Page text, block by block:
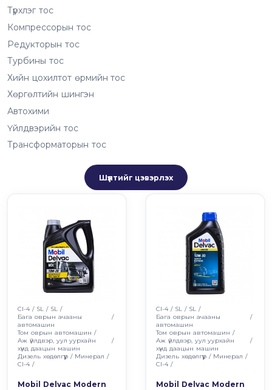
Түрхлэг тос
Компрессорын тос
Редукторын тос
Турбины тос
Хийн цохилтот өрмийн тос
Хөргөлтийн шингэн
Автохими
Үйлдвэрийн тос
Трансформаторын тос
Шүүлтийг цэвэрлэх
CI-4 / SL / SL /
Бага оврын ачааны
автомашин
/
Том оврын автомашин /
Аж үйлдвэр, уул уурхайн
хүнд даацын машин
/
Дизель хөдөлгүүр / Минерал /
CI-4 /
Mobil Delvac Modern
CI-4 / SL / SL /
Бага оврын ачааны
автомашин
/
Том оврын автомашин /
Аж үйлдвэр, уул уурхайн
хүнд даацын машин
/
Дизель хөдөлгүүр / Минерал /
CI-4 /
Mobil Delvac Modern